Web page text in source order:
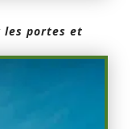
les portes et